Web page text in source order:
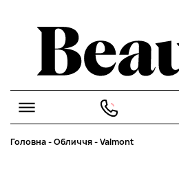
Головна-Обличчя-Valmont